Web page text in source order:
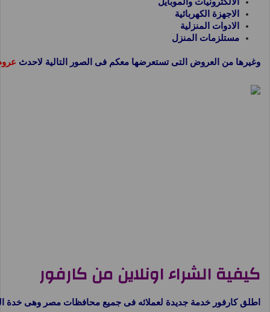
الاجهزة الكهربائية
الادوات المنزلية
مستلزمات المنزل
وغيرها من العروض التى تستعرضها معكم فى الصور التالية لاحدث عروض
كيفية الشراء اونلاين من كارفور
اطلق كارفور خدمة جديدة لعملائه فى جميع محافظات مصر وهى خدة